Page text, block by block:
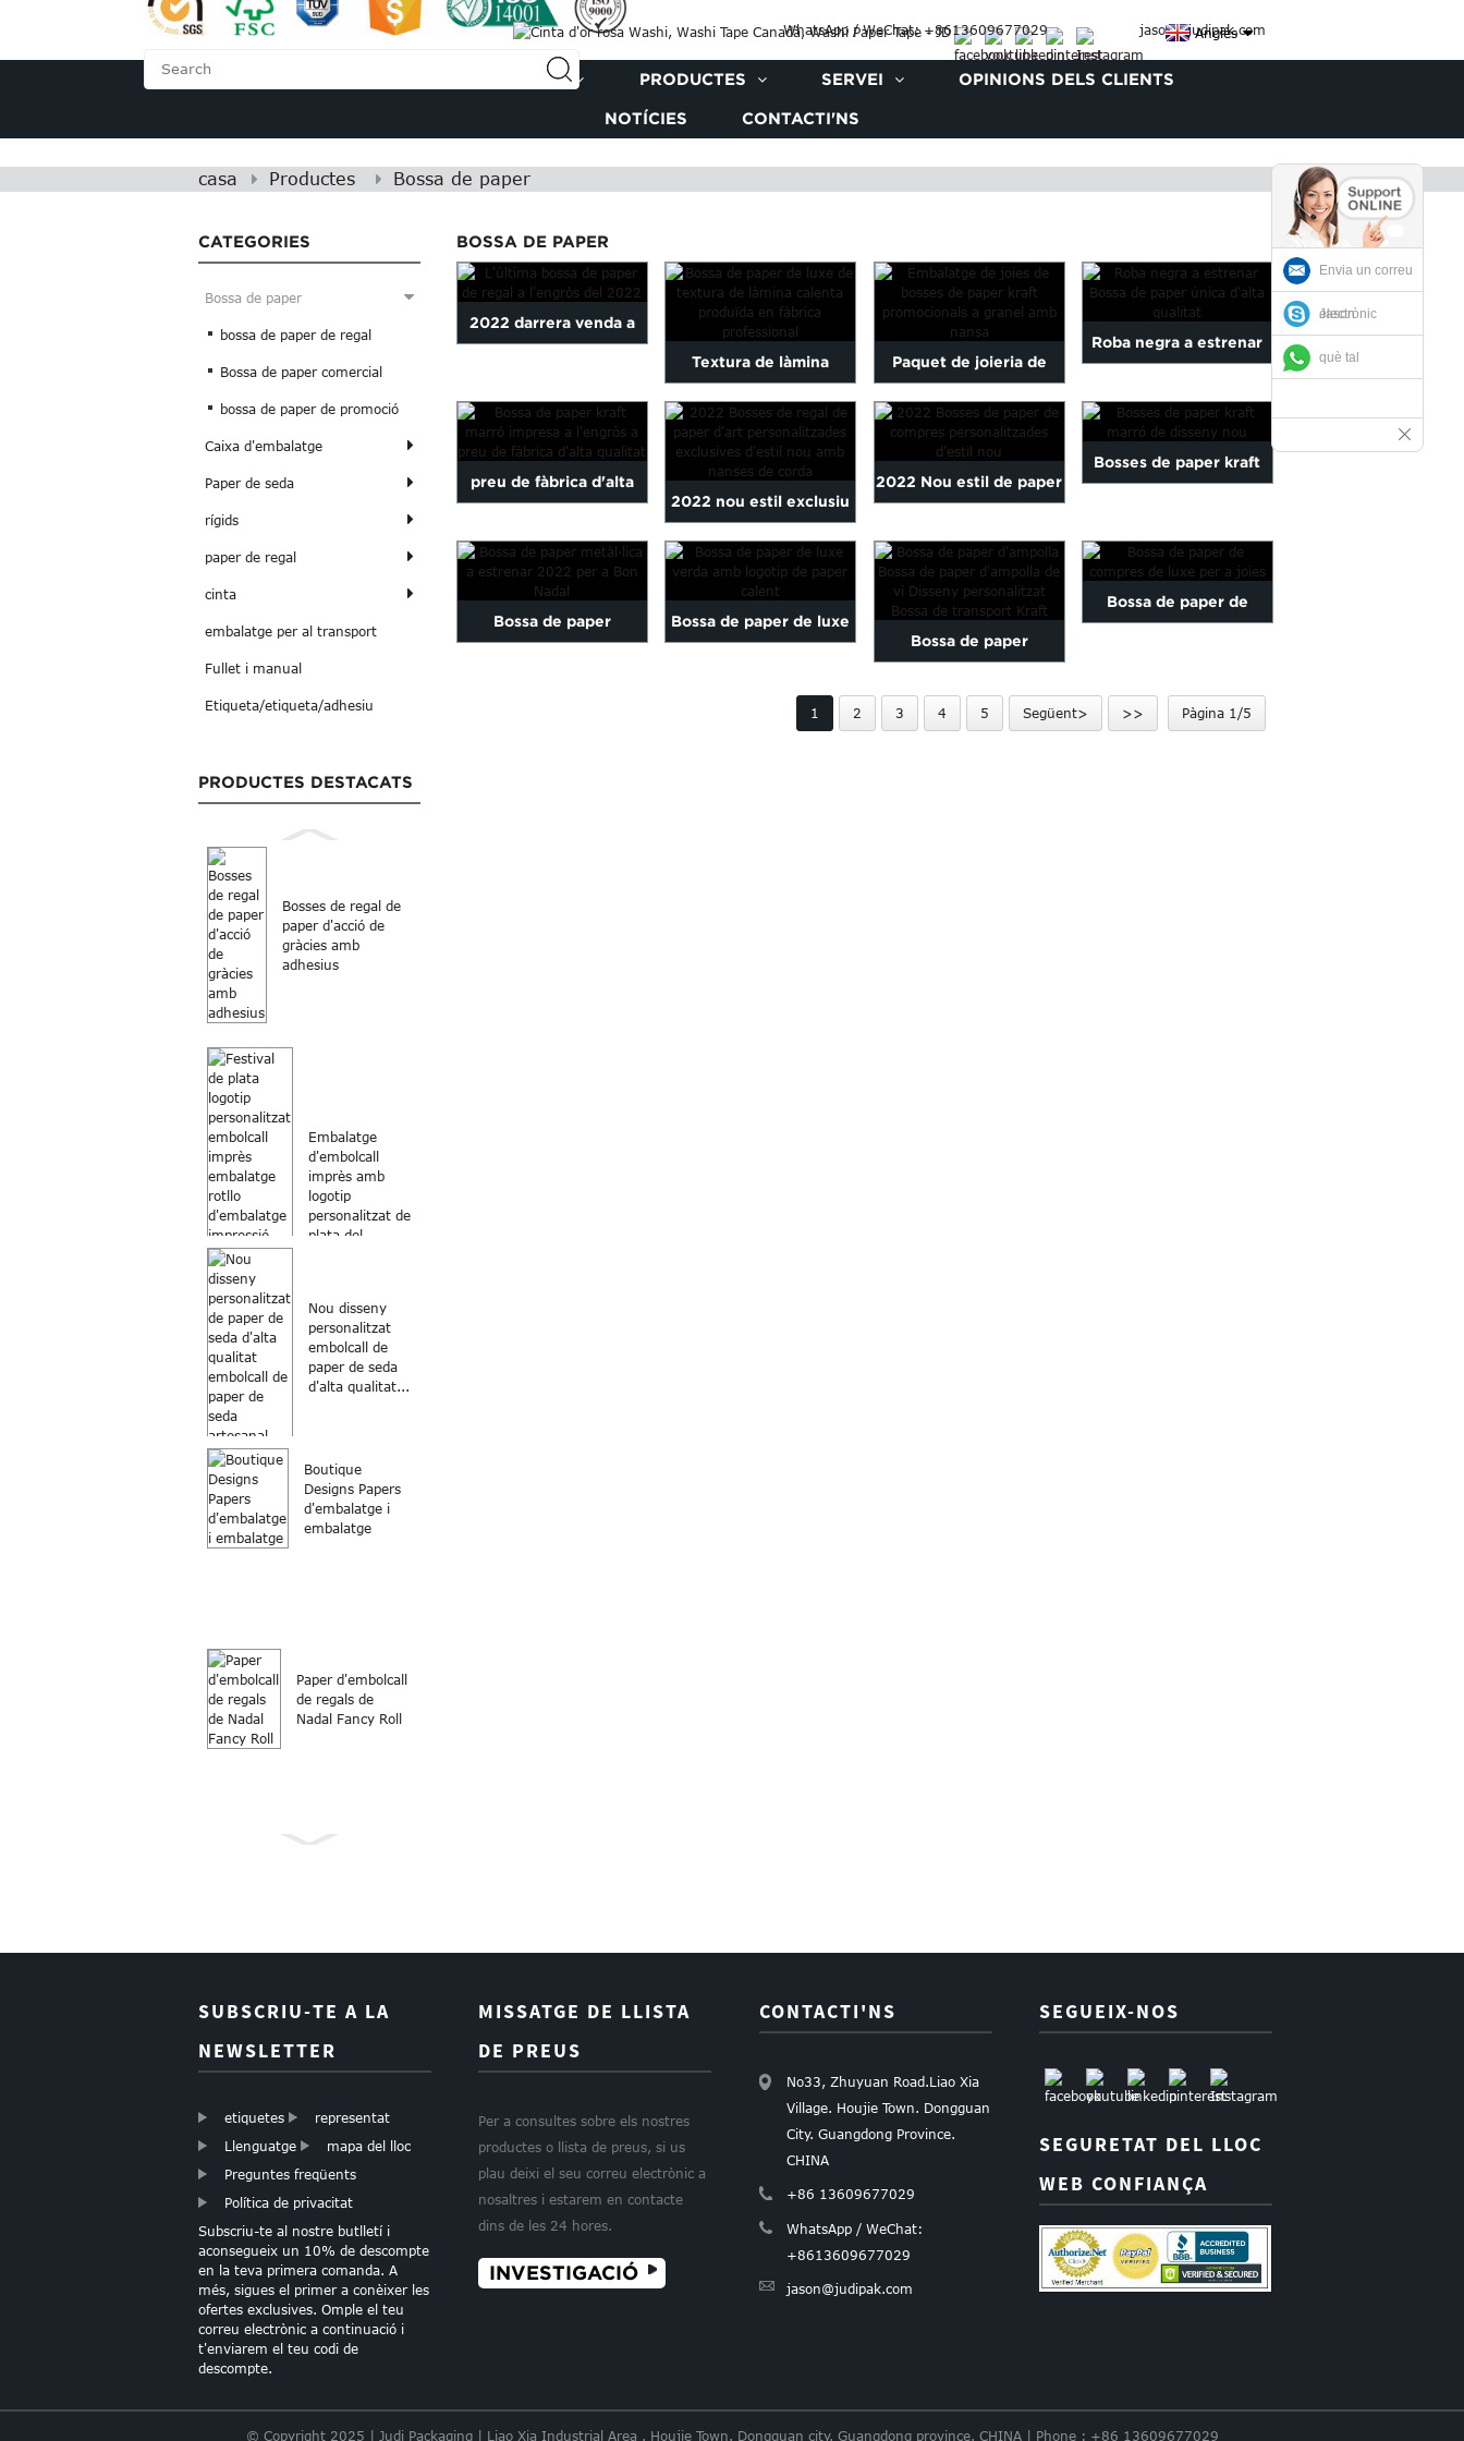
WhatsApp / WeChat: +8613609677029 jason@judipak.com
Anglès
SOBRE NOSALTRES PRODUCTES SERVEI OPINIONS DELS CLIENTS
NOTÍCIES CONTACTI'NS
casa Productes Bossa de paper
CATEGORIES
Bossa de paper
bossa de paper de regal
Bossa de paper comercial
bossa de paper de promoció
Caixa d'embalatge
Paper de seda
rígids
paper de regal
cinta
embalatge per al transport
Fullet i manual
Etiqueta/etiqueta/adhesiu
PRODUCTES DESTACATS
Bosses de regal de
paper d'acció de
gràcies amb
adhesius
Embalatge
d'embolcall
imprès amb
logotip
personalitzat de
plata del
Nou disseny
personalitzat
embolcall de
paper de seda
d'alta qualitat...
Boutique
Designs Papers
d'embalatge i
embalatge
Paper d'embolcall
de regals de
Nadal Fancy Roll
botigues Paper
Wapping
PAPER DE SEDA
CORS LÀMINA D'OR
BOSSA DE PAPER
2022 darrera venda a
Unique Gift...
Textura de làmina
calenta produïda en
fàbrica professional...
Paquet de joieria de
bossa de paper kraft
promocional a granel...
Roba negra a estrenar
amb...
preu de fàbrica d'alta
l'engròs...
2022 nou estil exclusiu
paper d'art fet a mida...
2022 Nou estil de paper
personalitzat de
fantasia...
Bosses de paper kraft
Bossa de paper Bossa de paper de luxe
paper calent
Bossa de paper
paper d'ampolla de vi
Bossa de paper de
1 2 3 4 5 Següent> >> Pàgina 1/5
SUBSCRIU-TE A LA
NEWSLETTER
etiquetes
representat
Llenguatge
mapa del lloc
Preguntes freqüents
Política de privacitat
Subscriu-te al nostre butlletí i
aconsegueix un 10% de descompte
en la teva primera comanda. A
més, sigues el primer a conèixer les
ofertes exclusives. Omple el teu
correu electrònic a continuació i
t'enviarem el teu codi de
descompte.
MISSATGE DE LLISTA
DE PREUS
Per a consultes sobre els nostres
productes o llista de preus, si us
plau deixi el seu correu electrònic a
nosaltres i estarem en contacte
dins de les 24 hores.
INVESTIGACIÓ
CONTACTI'NS
No33, Zhuyuan Road.Liao Xia
Village. Houjie Town. Dongguan
City. Guangdong Province.
CHINA
+86 13609677029
WhatsApp / WeChat:
+8613609677029
jason@judipak.com
SEGUEIX-NOS
SEGURETAT DEL LLOC
WEB CONFIANÇA
© Copyright 2025 | Judi Packaging | Liao Xia Industrial Area . Houjie Town. Dongguan city. Guangdong province. CHINA | Phone : +86 13609677029
Envia un correu
electrònic
Jason
què tal